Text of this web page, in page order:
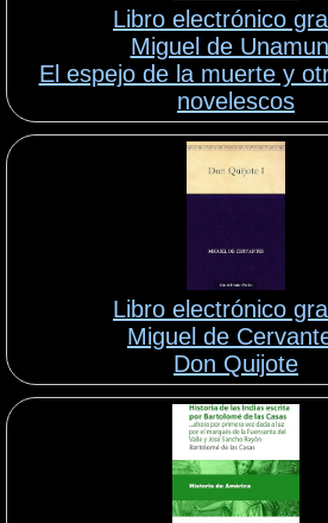
Libro electrónico
Miguel de
El espejo de la muerte y
novelescos
Libro electrónico
Miguel de
Don Quijote